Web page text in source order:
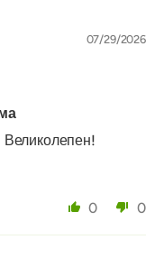
07/29/2026
Великолепен!
0 0